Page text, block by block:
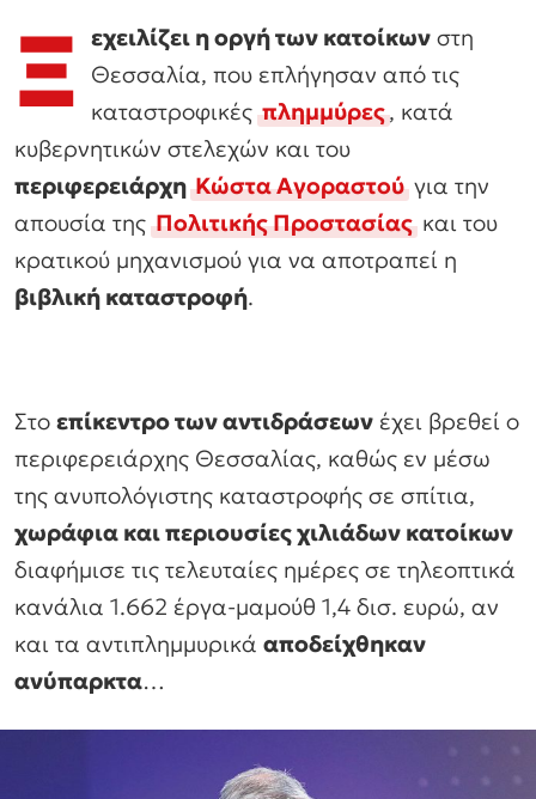
Ξ εχειλίζει η οργή των κατοίκων στη
Θεσσαλία, που επλήγησαν από τις
καταστροφικέςπλημμύρες, κατά
κυβερνητικών στελεχών και του
περιφερειάρχηΚώστα Αγοραστούγια την
απουσία τηςΠολιτικής Προστασίαςκαι του
κρατικού μηχανισμού για να αποτραπεί η
βιβλική καταστροφή.
Στο επίκεντρο των αντιδράσεων έχει βρεθεί ο
περιφερειάρχης Θεσσαλίας, καθώς εν μέσω
της ανυπολόγιστης καταστροφής σε σπίτια,
χωράφια και περιουσίες χιλιάδων κατοίκων
διαφήμισε τις τελευταίες ημέρες σε τηλεοπτικά
κανάλια 1.662 έργα-μαμούθ 1,4 δισ. ευρώ, αν
και τα αντιπλημμυρικά αποδείχθηκαν
ανύπαρκτα…